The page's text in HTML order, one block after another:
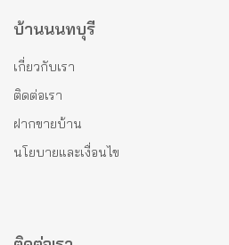
บ้านนนทบุรี
เกี่ยวกับเรา
ติดต่อเรา
ฝากขายบ้าน
นโยบายและเงื่อนไข